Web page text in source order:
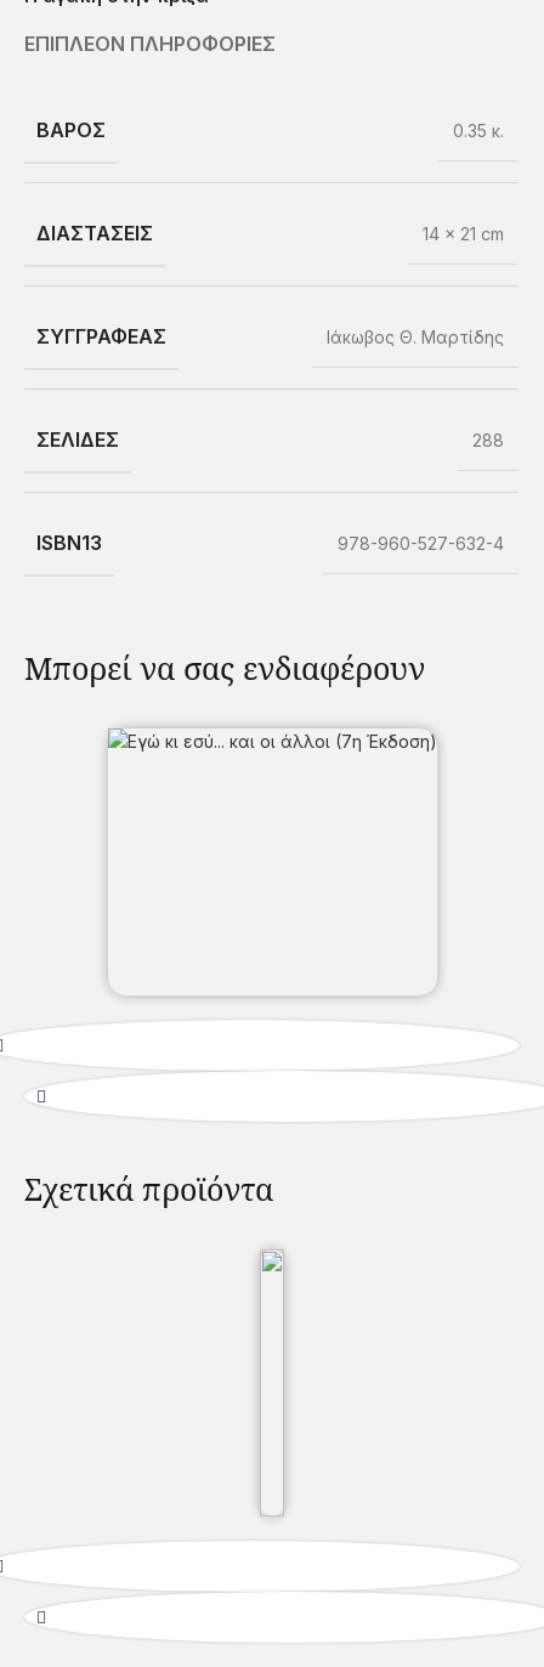
ΕΠΙΠΛΕΟΝ ΠΛΗΡΟΦΟΡΙΕΣ
ΒΑΡΟΣ 0.35 κ.
ΔΙΑΣΤΑΣΕΙΣ 14 × 21 cm
ΣΥΓΓΡΑΦΕΑΣ Ιάκωβος Θ. Μαρτίδης
ΣΕΛΙΔΕΣ 288
ISBN13 978-960-527-632-4
Μπορεί να σας ενδιαφέρουν
Σχετικά προϊόντα